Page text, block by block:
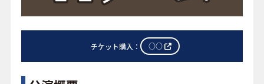
チケット購入： ○○